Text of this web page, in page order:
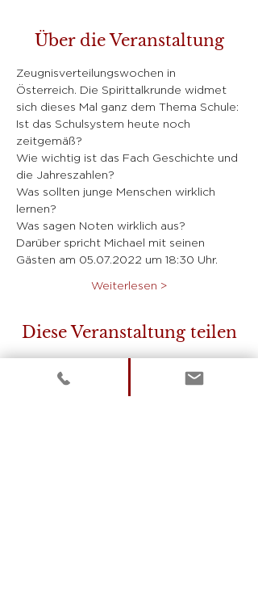
Über die Veranstaltung
Zeugnisverteilungswochen in
Österreich. Die Spirittalkrunde widmet
sich dieses Mal ganz dem Thema Schule:
Ist das Schulsystem heute noch
zeitgemäß?
Wie wichtig ist das Fach Geschichte und
die Jahreszahlen?
Was sollten junge Menschen wirklich
lernen?
Was sagen Noten wirklich aus?
Darüber spricht Michael mit seinen
Gästen am 05.07.2022 um 18:30 Uhr.
Weiterlesen >
Diese Veranstaltung teilen